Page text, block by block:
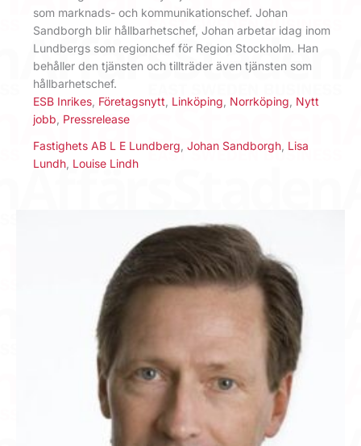
som marknads- och kommunikationschef. Johan
Sandborgh blir hållbarhetschef, Johan arbetar idag inom
Lundbergs som regionchef för Region Stockholm. Han
behåller den tjänsten och tillträder även tjänsten som
hållbarhetschef.
ESB Inrikes Företagsnytt Linköping Norrköping Nytt
jobb Pressrelease
Fastighets AB L E Lundberg Johan Sandborgh Lisa
Lundh Louise Lindh